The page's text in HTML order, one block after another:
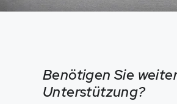
Benötigen Sie
Unterstützung?